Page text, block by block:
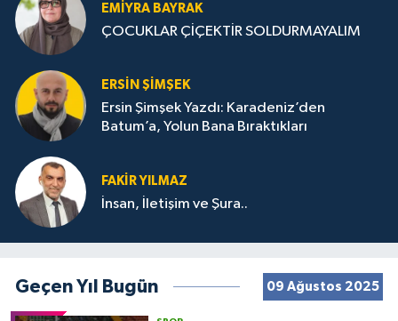
EMIYRA BAYRAK
ÇOCUKLAR ÇİÇEKTİR SOLDURMAYALIM
ERSIN ŞIMŞEK
Ersin Şimşek Yazdı: Karadeniz’den
Batum’a, Yolun Bana Bıraktıkları
FAKIR YILMAZ
İnsan, İletişim ve Şura..
Geçen Yıl Bugün 09 Ağustos 2025